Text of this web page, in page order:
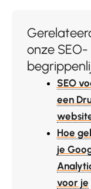
onze SEO-
SEO
een
Hoe
je
voor je